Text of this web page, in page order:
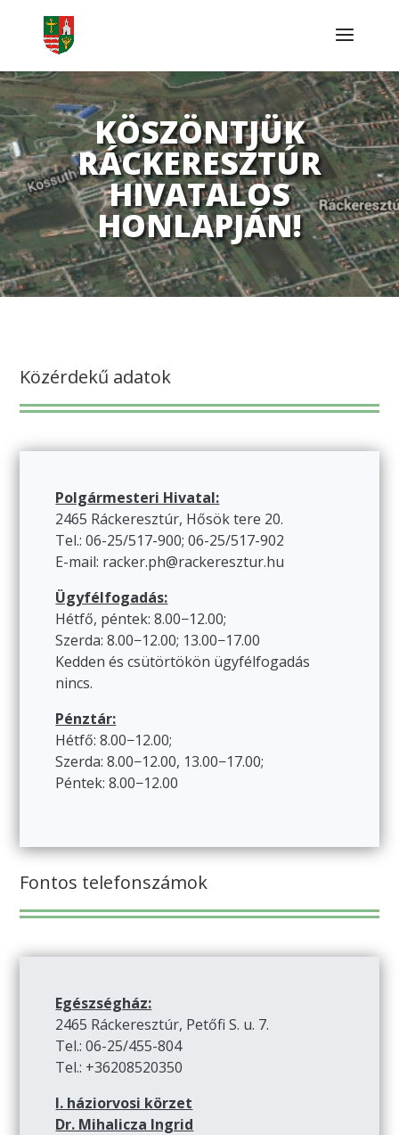
KÖSZÖNTJÜK
RÁCKERESZTÚR
HIVATALOS
HONLAPJÁN!
Közérdekű adatok
Polgármesteri Hivatal:
2465 Ráckeresztúr, Hősök tere 20.
Tel.: 06-25/517-900; 06-25/517-902
E-mail: racker.ph@rackeresztur.hu
Ügyfélfogadás:
Hétfő, péntek: 8.00−12.00;
Szerda: 8.00−12.00; 13.00−17.00
Kedden és csütörtökön ügyfélfogadás
nincs.
Pénztár:
Hétfő: 8.00−12.00;
Szerda: 8.00−12.00, 13.00−17.00;
Péntek: 8.00−12.00
Fontos telefonszámok
Egészségház:
2465 Ráckeresztúr, Petőfi S. u. 7.
Tel.: 06-25/455-804
Tel.: +36208520350
I. háziorvosi körzet
Dr. Mihalicza Ingrid